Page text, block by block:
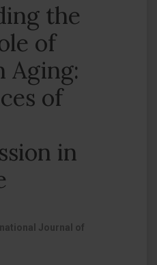
the
of
Aging:
of
in
Journal of